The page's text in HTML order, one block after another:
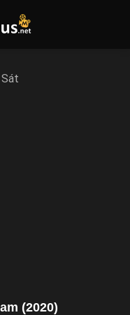
Sát
(2020)